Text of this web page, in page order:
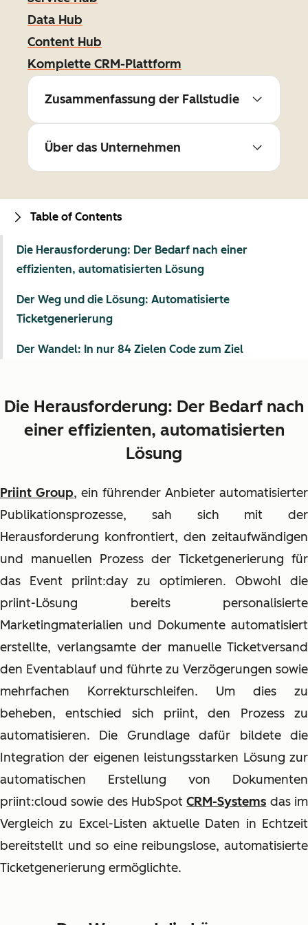
Data Hub
Content Hub
Komplette CRM-Plattform
Zusammenfassung der Fallstudie
Über das Unternehmen
Die Herausforderung: Der Bedarf nach
einer effizienten, automatisierten
Lösung
Priint Group, ein führender Anbieter automatisierter
Publikationsprozesse, sah sich mit der
Herausforderung konfrontiert, den zeitaufwändigen
und manuellen Prozess der Ticketgenerierung für
das Event priint:day zu optimieren. Obwohl die
priint-Lösung bereits personalisierte
Marketingmaterialien und Dokumente automatisiert
erstellte, verlangsamte der manuelle Ticketversand
den Eventablauf und führte zu Verzögerungen sowie
mehrfachen Korrekturschleifen. Um dies zu
beheben, entschied sich priint, den Prozess zu
automatisieren. Die Grundlage dafür bildete die
Integration der eigenen leistungsstarken Lösung zur
automatischen Erstellung von Dokumenten
priint:cloud sowie des HubSpotCRM-Systems das im
Vergleich zu Excel-Listen aktuelle Daten in Echtzeit
bereitstellt und so eine reibungslose, automatisierte
Ticketgenerierung ermöglichte.
Table of Contents
Die Herausforderung: Der Bedarf nach einer
effizienten, automatisierten Lösung
Der Weg und die Lösung: Automatisierte
Ticketgenerierung
Der Wandel: In nur 84 Zielen Code zum Ziel